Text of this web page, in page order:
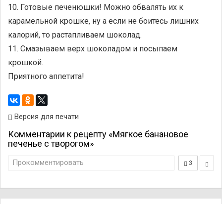
10. Готовые печенюшки! Можно обвалять их к
карамельной крошке, ну а если не боитесь лишних
калорий, то растапливаем шоколад.
11. Смазываем верх шоколадом и посыпаем
крошкой.
Приятного аппетита!
Версия для печати
Комментарии к рецепту «Мягкое банановое
печенье с творогом»
3
Прокомментировать